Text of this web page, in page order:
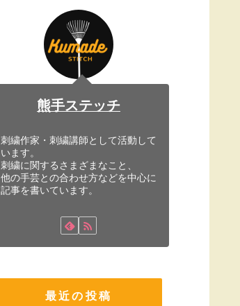
熊手ステッチ
刺繍作家・刺繍講師として活動して
います。
刺繍に関するさまざまなこと、
他の手芸との合わせ方などを中心に
記事を書いています。
最近の投稿